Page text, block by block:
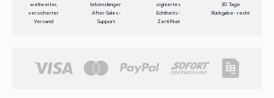
weltweiter,
versicherter
Versand
lebenslanger
After-Sales-
Support
signiertes
Echtheits-
Zertifikat
30 Tage
Rückgabe- recht